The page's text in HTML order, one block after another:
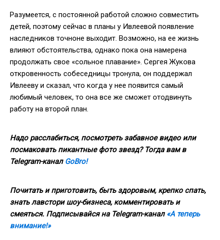
Разумеется, с постоянной работой сложно совместить
детей, поэтому сейчас в планы у Ивлеевой появление
наследников точноне выходит. Возможно, на ее жизнь
влияют обстоятельства, однако пока она намерена
продолжать свое «сольное плавание». Сергея Жукова
откровенность собеседницы тронула, он поддержал
Ивлееву и сказал, что когда у нее появится самый
любимый человек, то она все же сможет отодвинуть
работу на второй план.
Надо расслабиться, посмотреть забавное видео или
посмаковать пикантные фото звезд? Тогда вам в
Telegram-канал GoBro!
Почитать и приготовить, быть здоровым, крепко спать,
знать лавстори шоу-бизнеса, комментировать и
смеяться. Подписывайся на Telegram-канал «А теперь
внимание!»